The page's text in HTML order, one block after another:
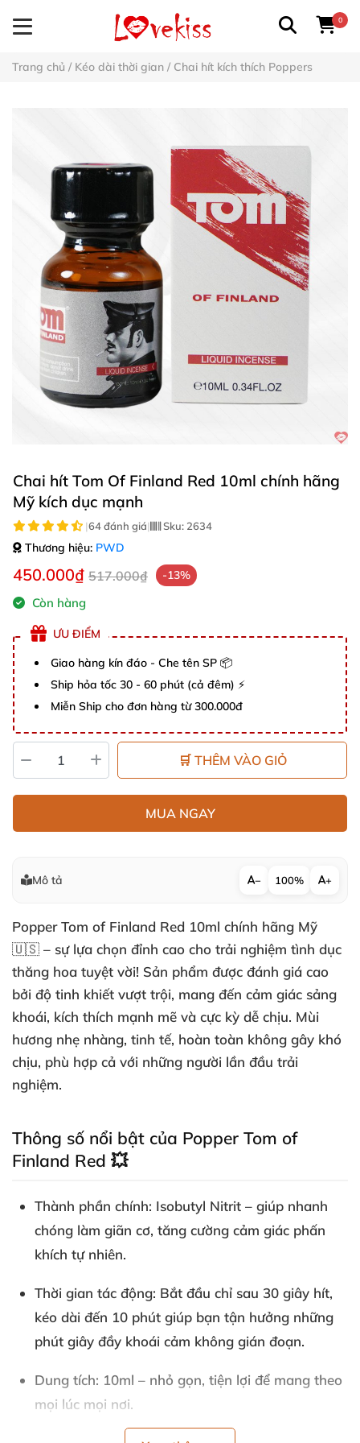
0
Trang chủ / Kéo dài thời gian / Chai hít kích thích Poppers
Chai hít Tom Of Finland Red 10ml chính hãng
Mỹ kích dục mạnh
|64 đánh giá| Sku: 2634
Thương hiệu: PWD
450.000₫ 517.000₫ -13%
Còn hàng
ƯU ĐIỂM
Giao hàng kín đáo - Che tên SP 📦
Ship hỏa tốc 30 - 60 phút (cả đêm) ⚡
Miễn Ship cho đơn hàng từ 300.000đ
🛒 THÊM VÀO GIỎ
MUA NGAY
Mô tả − 100% +
Popper Tom of Finland Red 10ml chính hãng Mỹ
🇺🇸 – sự lựa chọn đỉnh cao cho trải nghiệm tình dục
thăng hoa tuyệt vời! Sản phẩm được đánh giá cao
bởi độ tinh khiết vượt trội, mang đến cảm giác sảng
khoái, kích thích mạnh mẽ và cực kỳ dễ chịu. Mùi
hương nhẹ nhàng, tinh tế, hoàn toàn không gây khó
chịu, phù hợp cả với những người lần đầu trải
nghiệm.
Thông số nổi bật của Popper Tom of
Finland Red 💥
Thành phần chính: Isobutyl Nitrit – giúp nhanh
chóng làm giãn cơ, tăng cường cảm giác phấn
khích tự nhiên.
Thời gian tác động: Bắt đầu chỉ sau 30 giây hít,
kéo dài đến 10 phút giúp bạn tận hưởng những
phút giây đầy khoái cảm không gián đoạn.
Dung tích: 10ml – nhỏ gọn, tiện lợi để mang theo
mọi lúc mọi nơi.